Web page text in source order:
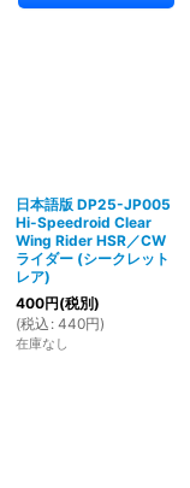
日本語版 DP25-JP005
Hi-Speedroid Clear
Wing Rider HSR／CW
ライダー (シークレット
レア)
400円(税別)
(税込 : 440円)
在庫なし